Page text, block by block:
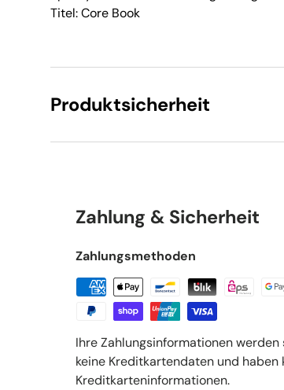
Titel: Core Book
Produktsicherheit
Zahlung & Sicherheit
Zahlungsmethoden
Ihre Zahlungsinformationen
keine Kreditkartendaten und haben
Kreditkarteninformationen.